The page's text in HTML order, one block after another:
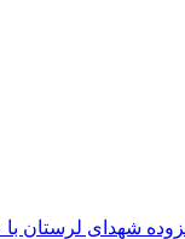
شهدای لرستان